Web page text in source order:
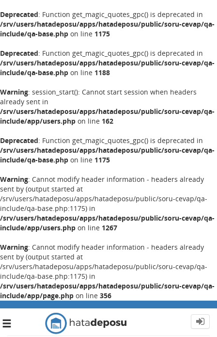
Deprecated: Function get_magic_quotes_gpc() is deprecated in
/srv/users/hatadeposu/apps/hatadeposu/public/soru-cevap/qa-
include/qa-base.php on line 1175
Deprecated: Function get_magic_quotes_gpc() is deprecated in
/srv/users/hatadeposu/apps/hatadeposu/public/soru-cevap/qa-
include/qa-base.php on line 1188
Warning: session_start(): Cannot start session when headers
already sent in
/srv/users/hatadeposu/apps/hatadeposu/public/soru-cevap/qa-
include/app/users.php on line 162
Deprecated: Function get_magic_quotes_gpc() is deprecated in
/srv/users/hatadeposu/apps/hatadeposu/public/soru-cevap/qa-
include/qa-base.php on line 1175
Warning: Cannot modify header information - headers already
sent by (output started at
/srv/users/hatadeposu/apps/hatadeposu/public/soru-cevap/qa-
include/qa-base.php:1175) in
/srv/users/hatadeposu/apps/hatadeposu/public/soru-cevap/qa-
include/app/users.php on line 1267
Warning: Cannot modify header information - headers already
sent by (output started at
/srv/users/hatadeposu/apps/hatadeposu/public/soru-cevap/qa-
include/qa-base.php:1175) in
/srv/users/hatadeposu/apps/hatadeposu/public/soru-cevap/qa-
include/app/page.php on line 356
Toggle